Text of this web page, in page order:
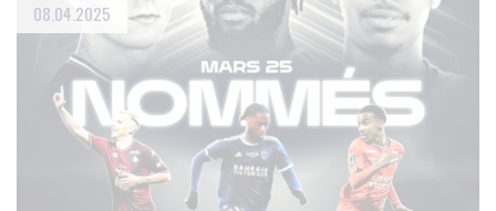
08.04.2025